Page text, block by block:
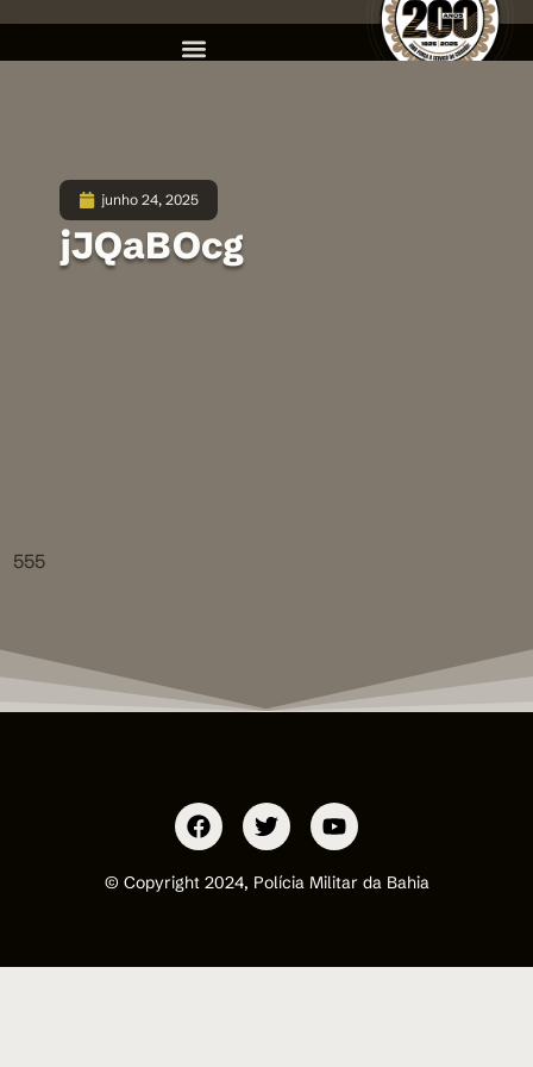
junho 24, 2025
jJQaBOcg
555
© Copyright 2024, Polícia Militar da Bahia